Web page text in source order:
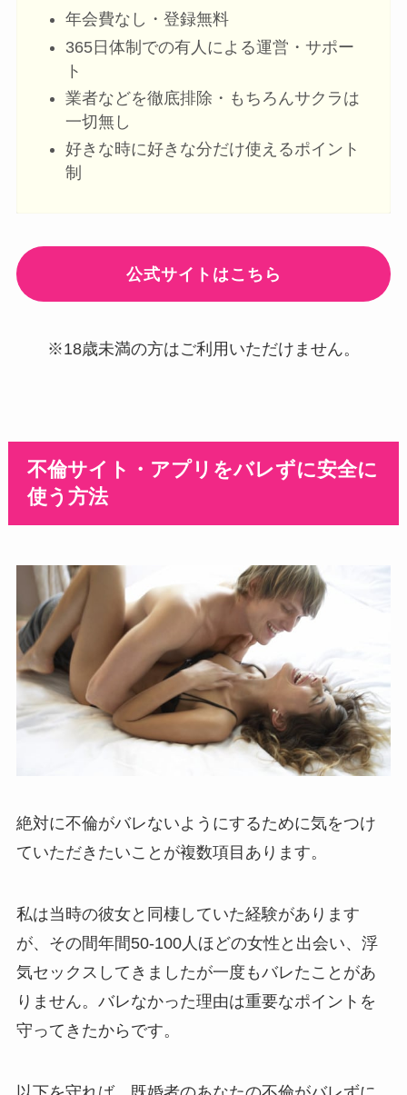
年会費なし・登録無料
365日体制での有人による運営・サポー
ト
業者などを徹底排除・もちろんサクラは
一切無し
好きな時に好きな分だけ使えるポイント
制
公式サイトはこちら
※18歳未満の方はご利用いただけません。
不倫サイト・アプリをバレずに安全に
使う方法
絶対に不倫がバレないようにするために気をつけ
ていただきたいことが複数項目あります。
私は当時の彼女と同棲していた経験があります
が、その間年間50-100人ほどの女性と出会い、浮
気セックスしてきましたが一度もバレたことがあ
りません。バレなかった理由は重要なポイントを
守ってきたからです。